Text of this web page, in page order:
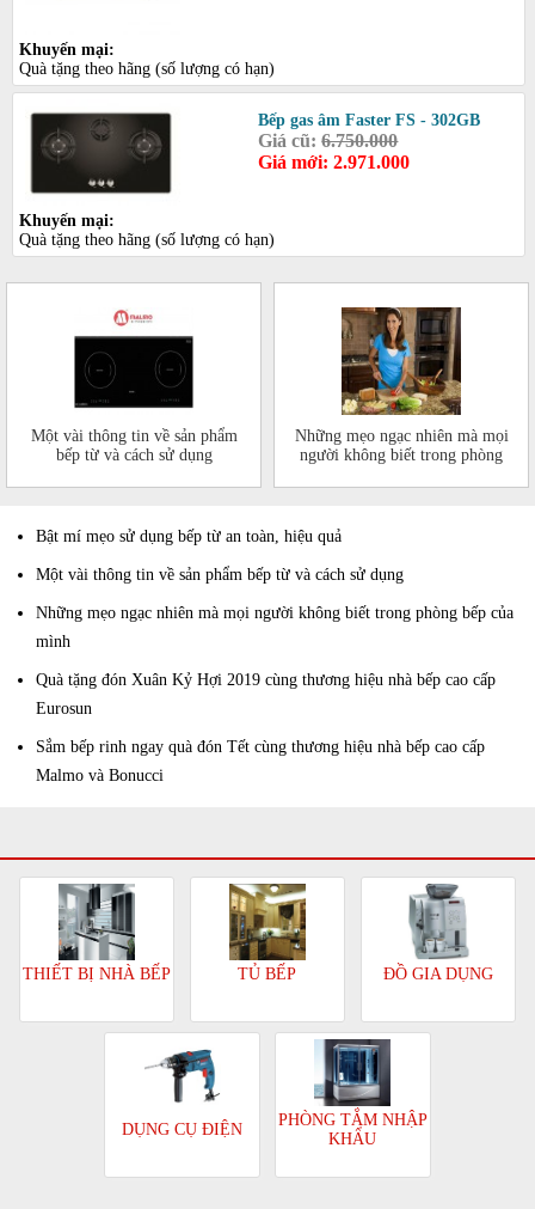
Khuyến mại:
Quà tặng theo hãng (số lượng có hạn)
Bếp gas âm Faster FS - 302GB
Giá cũ:6.750.000
Giá mới: 2.971.000
Khuyến mại:
Quà tặng theo hãng (số lượng có hạn)
Một vài thông tin về sản phẩm
bếp từ và cách sử dụng
Những mẹo ngạc nhiên mà mọi
người không biết trong phòng
Bật mí mẹo sử dụng bếp từ an toàn, hiệu quả
Một vài thông tin về sản phẩm bếp từ và cách sử dụng
Những mẹo ngạc nhiên mà mọi người không biết trong phòng bếp của
mình
Quà tặng đón Xuân Kỷ Hợi 2019 cùng thương hiệu nhà bếp cao cấp
Eurosun
Sắm bếp rinh ngay quà đón Tết cùng thương hiệu nhà bếp cao cấp
Malmo và Bonucci
THIẾT BỊ NHÀ BẾP TỦ BẾP ĐỒ GIA DỤNG
DỤNG CỤ ĐIỆN
PHÒNG TẮM NHẬP
KHẨU